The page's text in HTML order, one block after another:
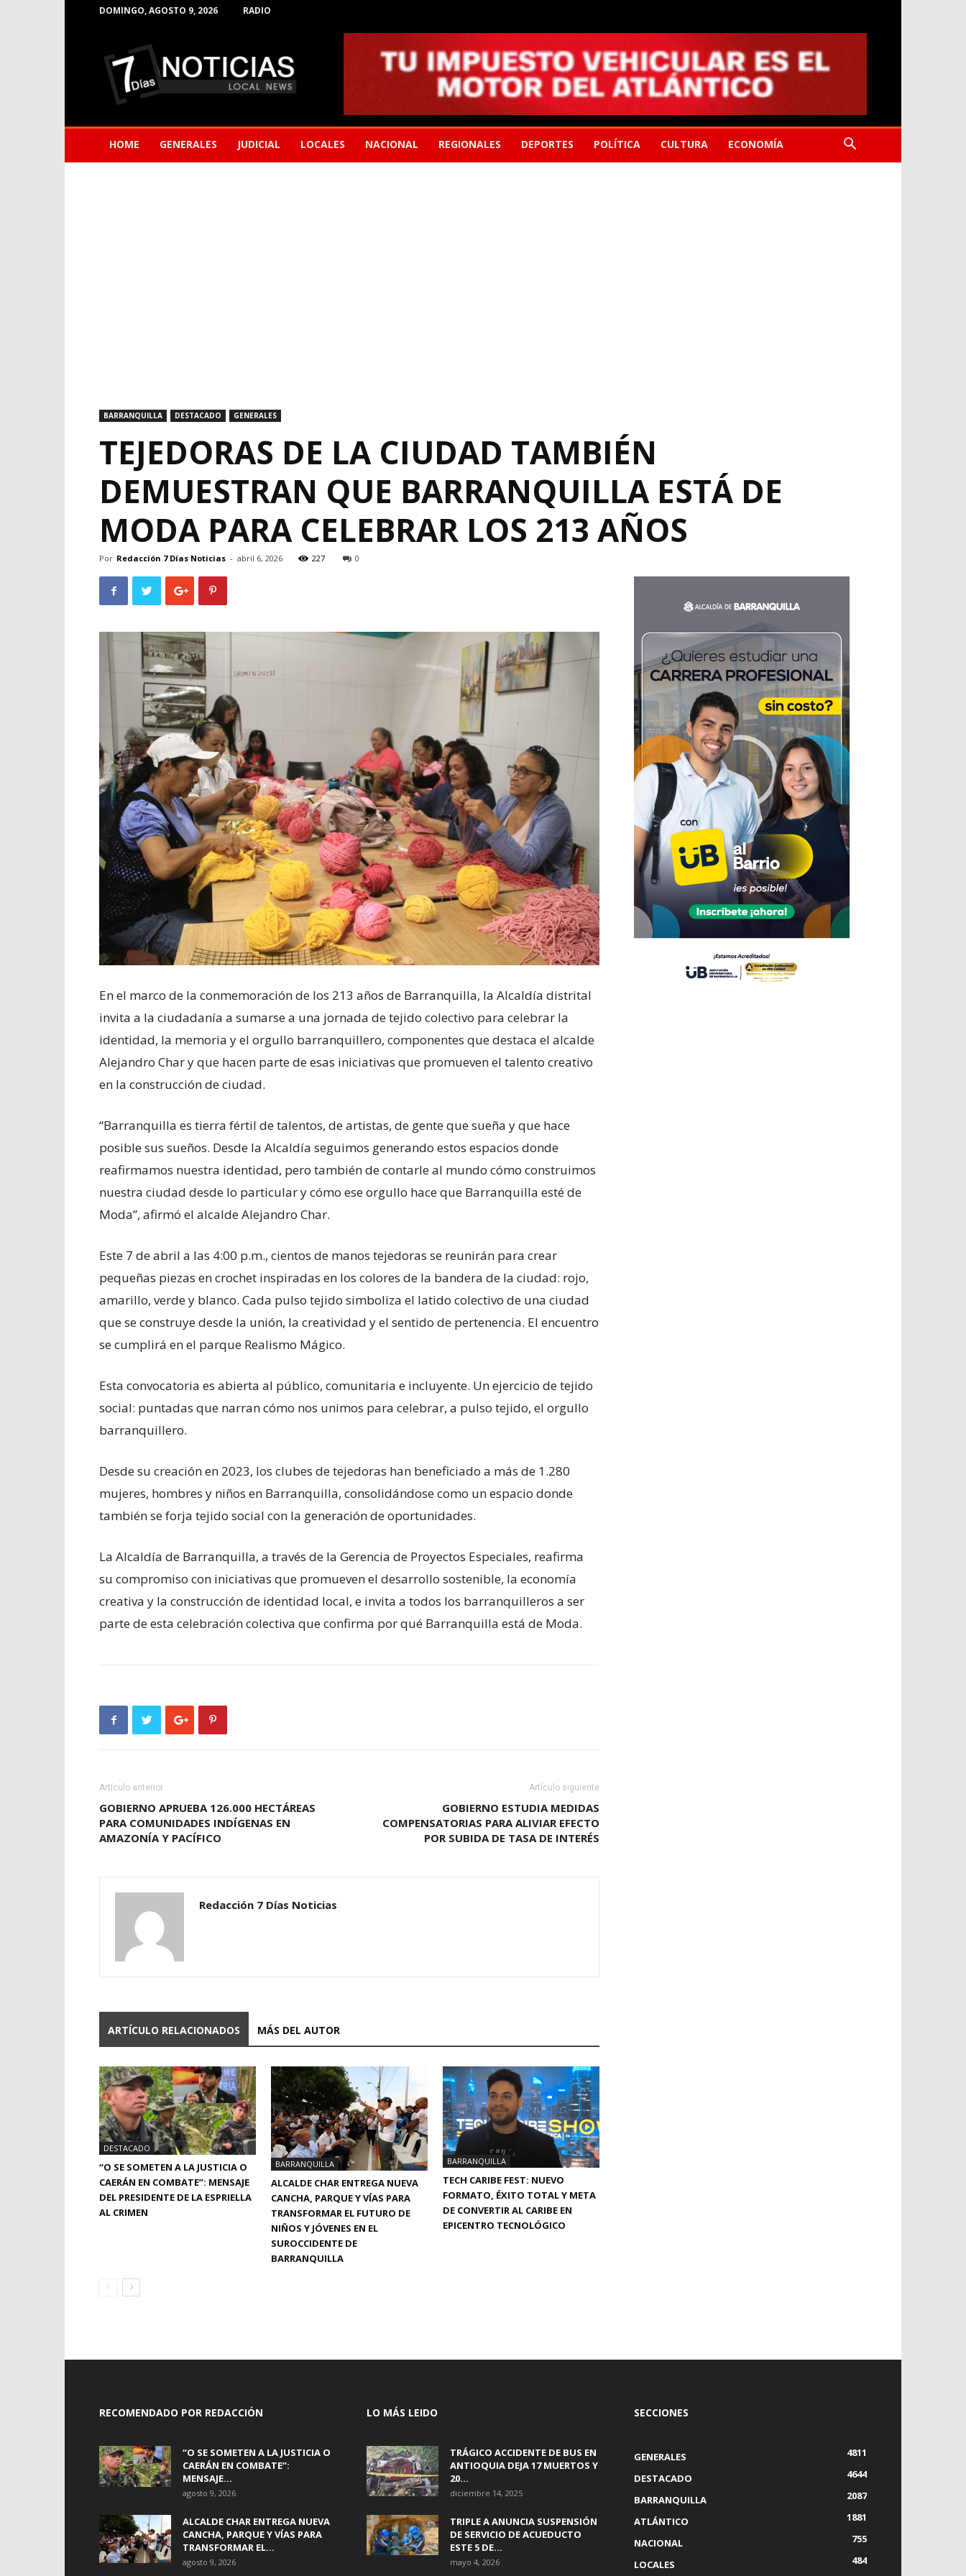
DOMINGO, AGOSTO 9, 2026 RADIO
Noticias
de
Barranquilla
HOME GENERALES JUDICIAL LOCALES NACIONAL REGIONALES DEPORTES POLÍTICA CULTURA ECONOMÍA
BARRANQUILLA DESTACADO GENERALES
TEJEDORAS DE LA CIUDAD TAMBIÉN
DEMUESTRAN QUE BARRANQUILLA ESTÁ DE
MODA PARA CELEBRAR LOS 213 AÑOS
Por Redacción 7 Días Noticias - abril 6, 2026 227 0
En el marco de la conmemoración de los 213 años de Barranquilla, la Alcaldía distrital
invita a la ciudadanía a sumarse a una jornada de tejido colectivo para celebrar la
identidad, la memoria y el orgullo barranquillero, componentes que destaca el alcalde
Alejandro Char y que hacen parte de esas iniciativas que promueven el talento creativo
en la construcción de ciudad.
“Barranquilla es tierra fértil de talentos, de artistas, de gente que sueña y que hace
posible sus sueños. Desde la Alcaldía seguimos generando estos espacios donde
reafirmamos nuestra identidad, pero también de contarle al mundo cómo construimos
nuestra ciudad desde lo particular y cómo ese orgullo hace que Barranquilla esté de
Moda”, afirmó el alcalde Alejandro Char.
Este 7 de abril a las 4:00 p.m., cientos de manos tejedoras se reunirán para crear
pequeñas piezas en crochet inspiradas en los colores de la bandera de la ciudad: rojo,
amarillo, verde y blanco. Cada pulso tejido simboliza el latido colectivo de una ciudad
que se construye desde la unión, la creatividad y el sentido de pertenencia. El encuentro
se cumplirá en el parque Realismo Mágico.
Esta convocatoria es abierta al público, comunitaria e incluyente. Un ejercicio de tejido
social: puntadas que narran cómo nos unimos para celebrar, a pulso tejido, el orgullo
barranquillero.
Desde su creación en 2023, los clubes de tejedoras han beneficiado a más de 1.280
mujeres, hombres y niños en Barranquilla, consolidándose como un espacio donde
también se forja tejido social con la generación de oportunidades.
La Alcaldía de Barranquilla, a través de la Gerencia de Proyectos Especiales, reafirma
su compromiso con iniciativas que promueven el desarrollo sostenible, la economía
creativa y la construcción de identidad local, e invita a todos los barranquilleros a ser
parte de esta celebración colectiva que confirma por qué Barranquilla está de Moda.
Artículo anterior
GOBIERNO APRUEBA 126.000 HECTÁREAS
PARA COMUNIDADES INDÍGENAS EN
AMAZONÍA Y PACÍFICO
Artículo siguiente
GOBIERNO ESTUDIA MEDIDAS
COMPENSATORIAS PARA ALIVIAR EFECTO
POR SUBIDA DE TASA DE INTERÉS
Redacción 7 Días Noticias
ARTÍCULO RELACIONADOS MÁS DEL AUTOR
DESTACADO
“O SE SOMETEN A LA JUSTICIA O
CAERÁN EN COMBATE”: MENSAJE
DEL PRESIDENTE DE LA ESPRIELLA
AL CRIMEN
BARRANQUILLA
ALCALDE CHAR ENTREGA NUEVA
CANCHA, PARQUE Y VÍAS PARA
TRANSFORMAR EL FUTURO DE
NIÑOS Y JÓVENES EN EL
SUROCCIDENTE DE
BARRANQUILLA
BARRANQUILLA
TECH CARIBE FEST: NUEVO
FORMATO, ÉXITO TOTAL Y META
DE CONVERTIR AL CARIBE EN
EPICENTRO TECNOLÓGICO
RECOMENDADO POR REDACCIÓN
“O SE SOMETEN A LA JUSTICIA O
CAERÁN EN COMBATE”:
MENSAJE...
agosto 9, 2026
ALCALDE CHAR ENTREGA NUEVA
CANCHA, PARQUE Y VÍAS PARA
TRANSFORMAR EL...
agosto 9, 2026
LO MÁS LEIDO
TRÁGICO ACCIDENTE DE BUS EN
ANTIOQUIA DEJA 17 MUERTOS Y
20...
diciembre 14, 2025
TRIPLE A ANUNCIA SUSPENSIÓN
DE SERVICIO DE ACUEDUCTO
ESTE 5 DE...
mayo 4, 2026
SECCIONES
GENERALES
4811
DESTACADO
4644
BARRANQUILLA
2087
ATLÁNTICO
1881
NACIONAL
755
LOCALES
484